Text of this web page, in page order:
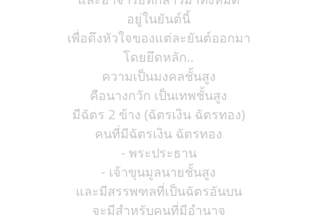
อยู่ในยันต์นี้
เพื่อดึงหัวใจของแต่ละยันต์ออกมา
โดยยึดหลัก..
ความเป็นมงคลชั้นสูง
คือนางกวัก เป็นเทพชั้นสูง
มีฉัตร 2 ข้าง (ฉัตรเงิน ฉัตรทอง)
คนที่มีฉัตรเงิน ฉัตรทอง
- พระประธาน
- เจ้าขุนมูลนายชั้นสูง
และมีสรรพฑลที่เป็นฉัตรอันบน
จะมีสำหรับคนที่มีอำนาจ